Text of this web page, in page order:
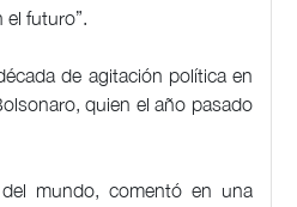
el futuro”.
de agitación política en
quien el año pasado
mundo, comentó en una